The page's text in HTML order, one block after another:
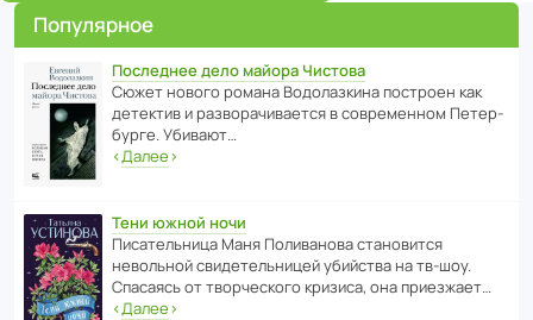
Популярное
Последнее дело майора Чистова
Сюжет нового романа Водо­ла­з­кина пост­роен как
дете­ктив и разво­ра­чи­ва­ется в совре­менном Пете­р­
бурге. Убивают…
‹Далее›
Тени южной ночи
Писа­тель­ница Маня Поли­ва­нова стано­вится
невольной свиде­тель­ницей убийства на тв-шоу.
Спасаясь от твор­че­с­кого кризиса, она приезжает…
‹Далее›